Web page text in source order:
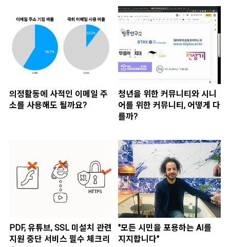
의정활동에 사적인 이메일 주
소를 사용해도 될까요?
청년을 위한 커뮤니티와 시니
어를 위한 커뮤니티, 어떻게 다
를까?
PDF, 유튜브, SSL 미설치 관련
지원 중단 서비스 필수 체크리
"모든 시민을 포용하는 AI를
지지합니다"